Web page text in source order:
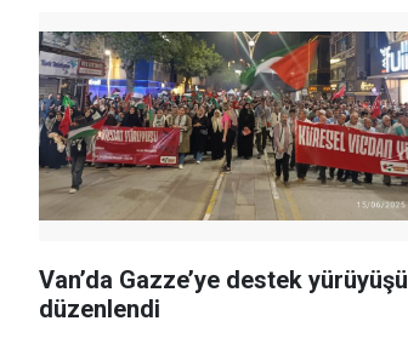
Van’da Gazze’ye destek yürüyüşü
düzenlendi